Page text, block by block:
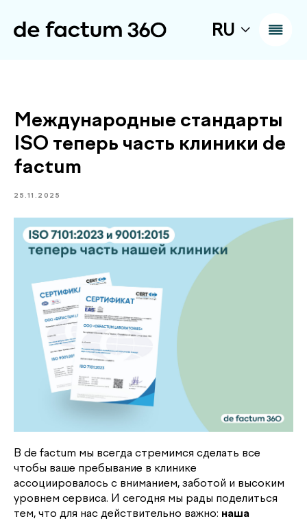
Международные стандарты
ISO теперь часть клиники de
factum
25.11.2025
В de factum мы всегда стремимся сделать все
чтобы ваше пребывание в клинике
ассоциировалось с вниманием, заботой и высоким
уровнем сервиса. И сегодня мы рады поделиться
тем, что для нас действительно важно: наша